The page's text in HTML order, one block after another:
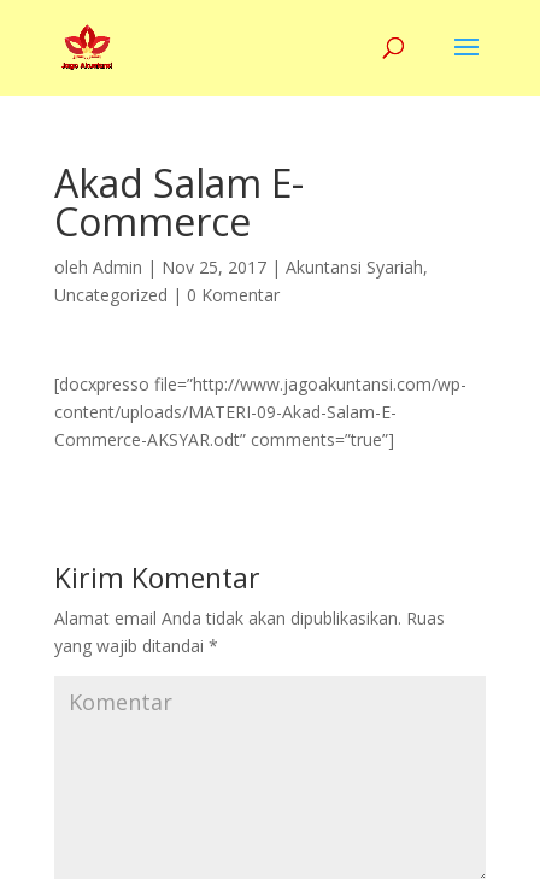
Akad Salam E-
Commerce
oleh Admin | Nov 25, 2017| Akuntansi Syariah,
Uncategorized | 0 Komentar
[docxpresso file=”http://www.jagoakuntansi.com/wp-
content/uploads/MATERI-09-Akad-Salam-E-
Commerce-AKSYAR.odt” comments=”true”]
Kirim Komentar
Alamat email Anda tidak akan dipublikasikan. Ruas
yang wajib ditandai *